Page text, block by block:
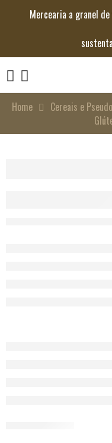
Mercearia a granel
Home Cereais e